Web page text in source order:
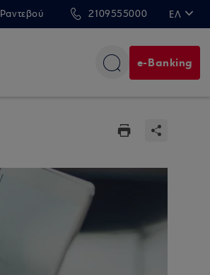
Ραντεβού 2109555000 ΕΛ
e-Banking